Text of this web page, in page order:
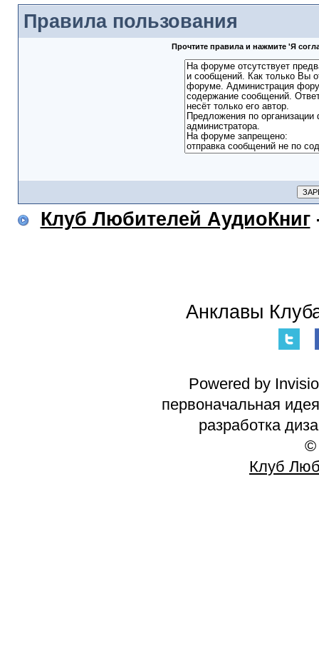
Правила пользования
Прочтите правила и нажмите 'Я
Клуб Любителей АудиоКниг
Анклавы
Powered by
первоначальная
разработка
©
Клуб